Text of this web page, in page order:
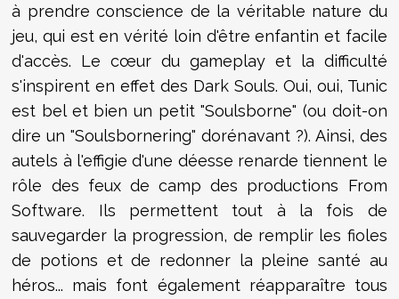
à prendre conscience de la véritable nature du
jeu, qui est en vérité loin d'être enfantin et facile
d'accès. Le cœur du gameplay et la difficulté
s'inspirent en effet des Dark Souls. Oui, oui, Tunic
est bel et bien un petit "Soulsborne" (ou doit-on
dire un "Soulsbornering" dorénavant ?). Ainsi, des
autels à l'effigie d'une déesse renarde tiennent le
rôle des feux de camp des productions From
Software. Ils permettent tout à la fois de
sauvegarder la progression, de remplir les fioles
de potions et de redonner la pleine santé au
héros... mais font également réapparaître tous